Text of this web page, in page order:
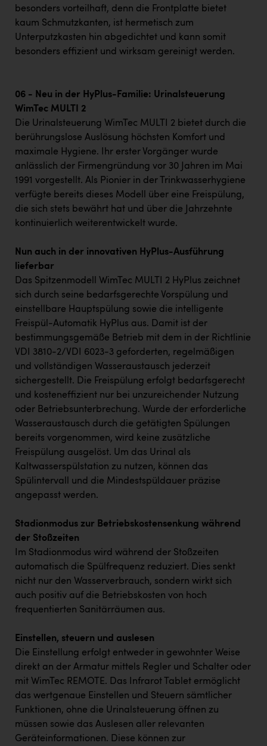
besonders vorteilhaft, denn die Frontplatte bietet
kaum Schmutzkanten, ist hermetisch zum
Unterputzkasten hin abgedichtet und kann somit
besonders effizient und wirksam gereinigt werden.
06 - Neu in der HyPlus-Familie: Urinalsteuerung
WimTec MULTI 2
Die Urinalsteuerung WimTec MULTI 2 bietet durch die
berührungslose Auslösung höchsten Komfort und
maximale Hygiene. Ihr erster Vorgänger wurde
anlässlich der Firmengründung vor 30 Jahren im Mai
1991 vorgestellt. Als Pionier in der Trinkwasserhygiene
verfügte bereits dieses Modell über eine Freispülung,
die sich stets bewährt hat und über die Jahrzehnte
kontinuierlich weiterentwickelt wurde.
Nun auch in der innovativen HyPlus-Ausführung
lieferbar
Das Spitzenmodell WimTec MULTI 2 HyPlus zeichnet
sich durch seine bedarfsgerechte Vorspülung und
einstellbare Hauptspülung sowie die intelligente
Freispül-Automatik HyPlus aus. Damit ist der
bestimmungsgemäße Betrieb mit dem in der Richtlinie
VDI 3810-2/VDI 6023-3 geforderten, regelmäßigen
und vollständigen Wasseraustausch jederzeit
sichergestellt. Die Freispülung erfolgt bedarfsgerecht
und kosteneffizient nur bei unzureichender Nutzung
oder Betriebsunterbrechung. Wurde der erforderliche
Wasseraustausch durch die getätigten Spülungen
bereits vorgenommen, wird keine zusätzliche
Freispülung ausgelöst. Um das Urinal als
Kaltwasserspülstation zu nutzen, können das
Spülintervall und die Mindestspüldauer präzise
angepasst werden.
Stadionmodus zur Betriebskostensenkung während
der Stoßzeiten
Im Stadionmodus wird während der Stoßzeiten
automatisch die Spülfrequenz reduziert. Dies senkt
nicht nur den Wasserverbrauch, sondern wirkt sich
auch positiv auf die Betriebskosten von hoch
frequentierten Sanitärräumen aus.
Einstellen, steuern und auslesen
Die Einstellung erfolgt entweder in gewohnter Weise
direkt an der Armatur mittels Regler und Schalter oder
mit WimTec REMOTE. Das Infrarot Tablet ermöglicht
das wertgenaue Einstellen und Steuern sämtlicher
Funktionen, ohne die Urinalsteuerung öffnen zu
müssen sowie das Auslesen aller relevanten
Geräteinformationen. Diese können zur